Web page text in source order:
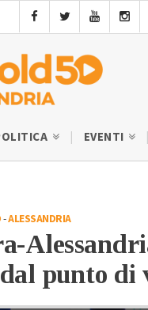
EVENTI
-ALESSANDRIA
punto di